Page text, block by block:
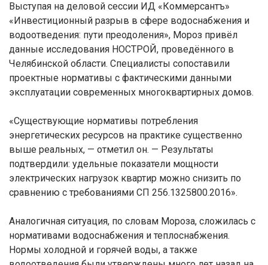
Выступая на деловой сессии ИД «Коммерсантъ»
«Инвестиционный разрыв в сфере водоснабжения и
водоотведения: пути преодоления», Мороз привёл
данные исследования НОСТРОЙ, проведённого в
Челябинской области. Специалисты сопоставили
проектные нормативы с фактическими данными
эксплуатации современных многоквартирных домов.
«Существующие нормативы потребления
энергетических ресурсов на практике существенно
выше реальных, — отметил он. — Результаты
подтвердили: удельные показатели мощности
электрических нагрузок квартир можно снизить по
сравнению с требованиями СП 256.1325800.2016».
Аналогичная ситуация, по словам Мороза, сложилась с
нормативами водоснабжения и теплоснабжения.
Нормы холодной и горячей воды, а также